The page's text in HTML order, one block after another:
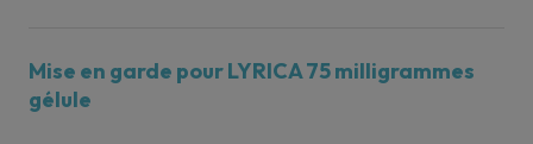
Mise en garde pour LYRICA 75 milligrammes
gélule